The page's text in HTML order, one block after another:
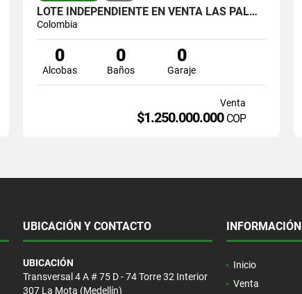
LOTE INDEPENDIENTE EN VENTA LAS PALMAS EN PARCELACIÓN
Colombia
0
Alcobas
0
Baños
0
Garaje
Venta
$1.250.000.000 COP
UBICACIÓN Y CONTACTO
UBICACIÓN
Transversal 4 A # 75 D - 74 Torre 32 Interior
307 La Mota (Medellín)
INFORMACIÓN
Inicio
Venta